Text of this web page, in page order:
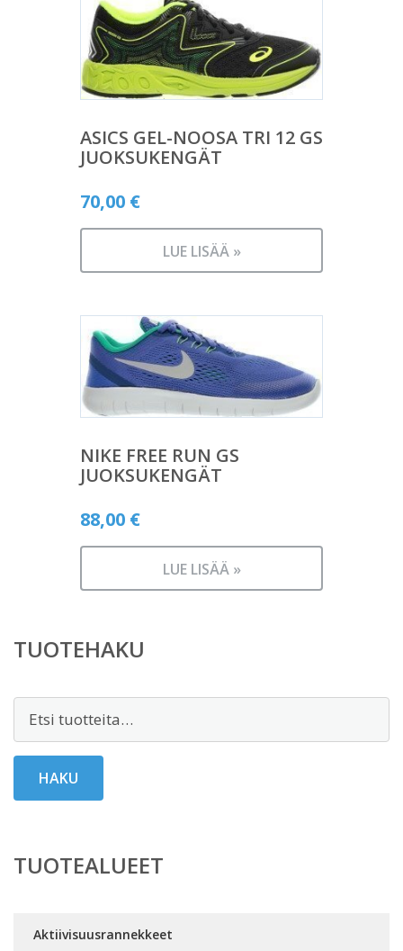
ASICS GEL-NOOSA TRI 12 GS
JUOKSUKENGÄT
70,00 €
LUE LISÄÄ »
NIKE FREE RUN GS
JUOKSUKENGÄT
88,00 €
LUE LISÄÄ »
TUOTEHAKU
Etsi:
HAKU
TUOTEALUEET
Aktiivisuusrannekkeet